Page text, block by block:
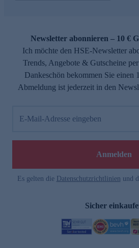
Newsletter abonnieren – 10 €
Ich möchte den HSE-Newsletter
Trends, Angebote & Gutscheine
Dankeschön bekommen Sie einen
Abmeldung ist jederzeit in den
E-Mail-Adresse eingeben
Anmelden
Es gelten die Datenschutzrichtlinien und
Sicher